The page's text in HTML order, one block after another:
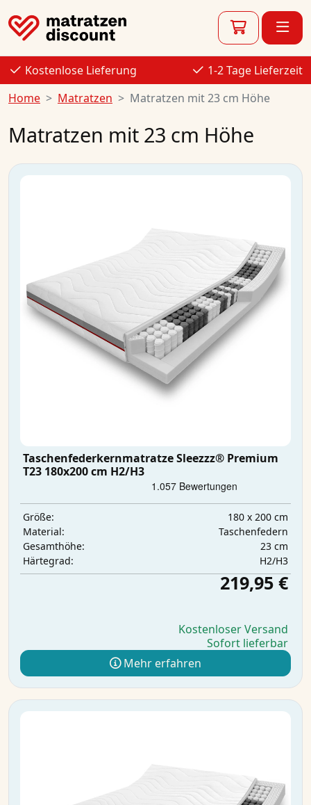
Kostenlose Lieferung
1-2 Tage Lieferzeit
Home
Matratzen Matratzen mit 23 cm Höhe
Matratzen mit 23 cm Höhe
Taschenfederkernmatratze Sleezzz® Premium
T23 180x200 cm H2/H3
Größe:
180 x 200 cm
Material:
Taschenfedern
Gesamthöhe:
23 cm
Härtegrad:
H2/H3
219,95 €
Kostenloser Versand
Sofort lieferbar
Mehr erfahren